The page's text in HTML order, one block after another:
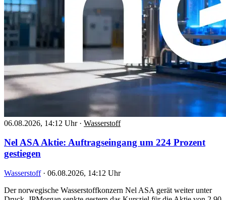
06.08.2026, 14:12 Uhr · Wasserstoff
Nel ASA Aktie: Auftragseingang um 224 Prozent
gestiegen
Wasserstoff · 06.08.2026, 14:12 Uhr
Der norwegische Wasserstoffkonzern Nel ASA gerät weiter unter